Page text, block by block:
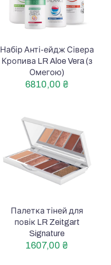
Набір Анті-ейдж Сівера
Кропива LR Aloe Vera (з
Омегою)
6810,00 ₴
Палетка тіней для
повік LR Zeitgart
Signature
1607,00 ₴